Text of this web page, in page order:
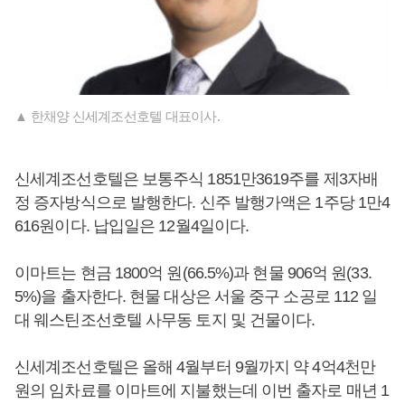
▲ 한채양 신세계조선호텔 대표이사.
신세계조선호텔은 보통주식 1851만3619주를 제3자배
정 증자방식으로 발행한다. 신주 발행가액은 1주당 1만4
616원이다. 납입일은 12월4일이다.
이마트는 현금 1800억 원(66.5%)과 현물 906억 원(33.
5%)을 출자한다. 현물 대상은 서울 중구 소공로 112 일
대 웨스틴조선호텔 사무동 토지 및 건물이다.
신세계조선호텔은 올해 4월부터 9월까지 약 4억4천만
원의 임차료를 이마트에 지불했는데 이번 출자로 매년 1